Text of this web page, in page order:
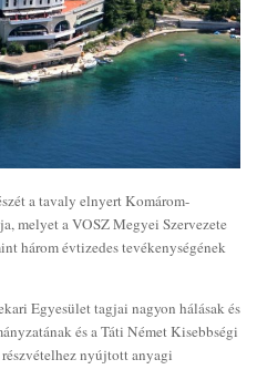
a tavaly elnyert Komárom-
melyet a VOSZ Megyei Szervezete
három évtizedes tevékenységének
Egyesület tagjai nagyon hálásak és
és a Táti Német Kisebbségi
nyújtott anyagi